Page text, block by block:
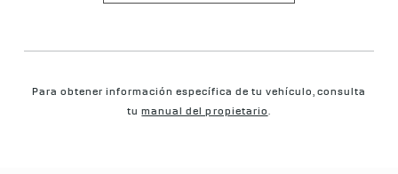
Para obtener información específica de tu vehículo, consulta
tumanual del propietario.